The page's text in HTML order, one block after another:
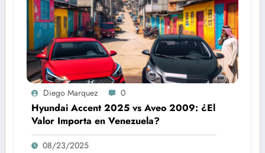
Diego Marquez 0
Hyundai Accent 2025 vs Aveo 2009: ¿El
Valor Importa en Venezuela?
08/23/2025